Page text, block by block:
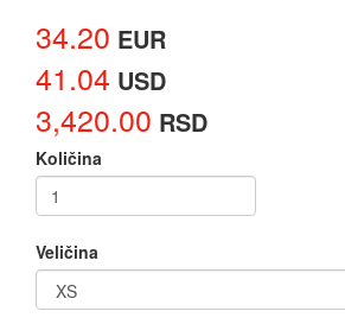
34.20 EUR
41.04 USD
3,420.00 RSD
Količina
Veličina